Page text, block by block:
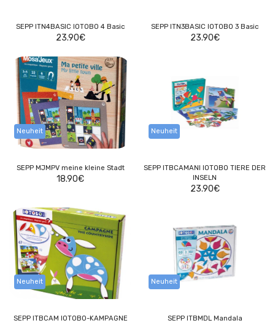
SEPP ITN4BASIC IOTOBO 4 Basic
23.90€
SEPP ITN3BASIC IOTOBO 3 Basic
23.90€
Neuheit
SEPP MJMPV meine kleine Stadt
18.90€
Neuheit
SEPP ITBCAMANI IOTOBO TIERE DER
INSELN
23.90€
Neuheit
SEPP ITBCAM IOTOBO-KAMPAGNE
Neuheit
SEPP ITBMDL Mandala